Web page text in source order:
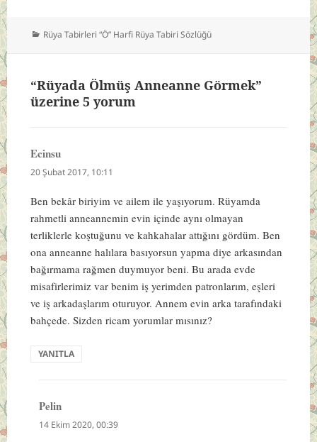
Kategoriler
Rüya Tabirleri “Ö” Harfi Rüya Tabiri Sözlüğü
“Rüyada Ölmüş Anneanne Görmek”
üzerine 5 yorum
Ecinsudedi
ki:
20 Şubat 2017, 10:11
Ben bekâr biriyim ve ailem ile yaşıyorum. Rüyamda
rahmetli anneannemin evin içinde aynı olmayan
terliklerle koştuğunu ve kahkahalar attığını gördüm. Ben
ona anneanne halılara basıyorsun yapma diye arkasından
bağırmama rağmen duymuyor beni. Bu arada evde
misafirlerimiz var benim iş yerimden patronlarım, eşleri
ve iş arkadaşlarım oturuyor. Annem evin arka tarafındaki
bahçede. Sizden ricam yorumlar mısınız?
YANITLA
Pelindedi
ki:
14 Ekim 2020, 00:39